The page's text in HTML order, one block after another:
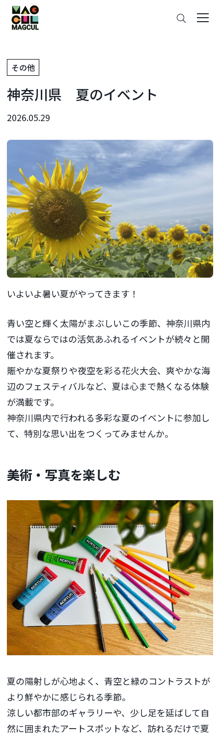
ン
テ
ン
に
ス
キ
ッ
プ
その他
神奈川県 夏のイベント
2026.05.29
いよいよ暑い夏がやってきます！
青い空と輝く太陽がまぶしいこの季節、神奈川県内
では夏ならではの活気あふれるイベントが続々と開
催されます。
賑やかな夏祭りや夜空を彩る花火大会、爽やかな海
辺のフェスティバルなど、夏は心まで熱くなる体験
が満載です。
神奈川県内で行われる多彩な夏のイベントに参加し
て、特別な思い出をつくってみませんか。
美術・写真を楽しむ
夏の陽射しが心地よく、青空と緑のコントラストが
より鮮やかに感じられる季節。
涼しい都市部のギャラリーや、少し足を延ばして自
然に囲まれたアートスポットなど、訪れるだけで夏